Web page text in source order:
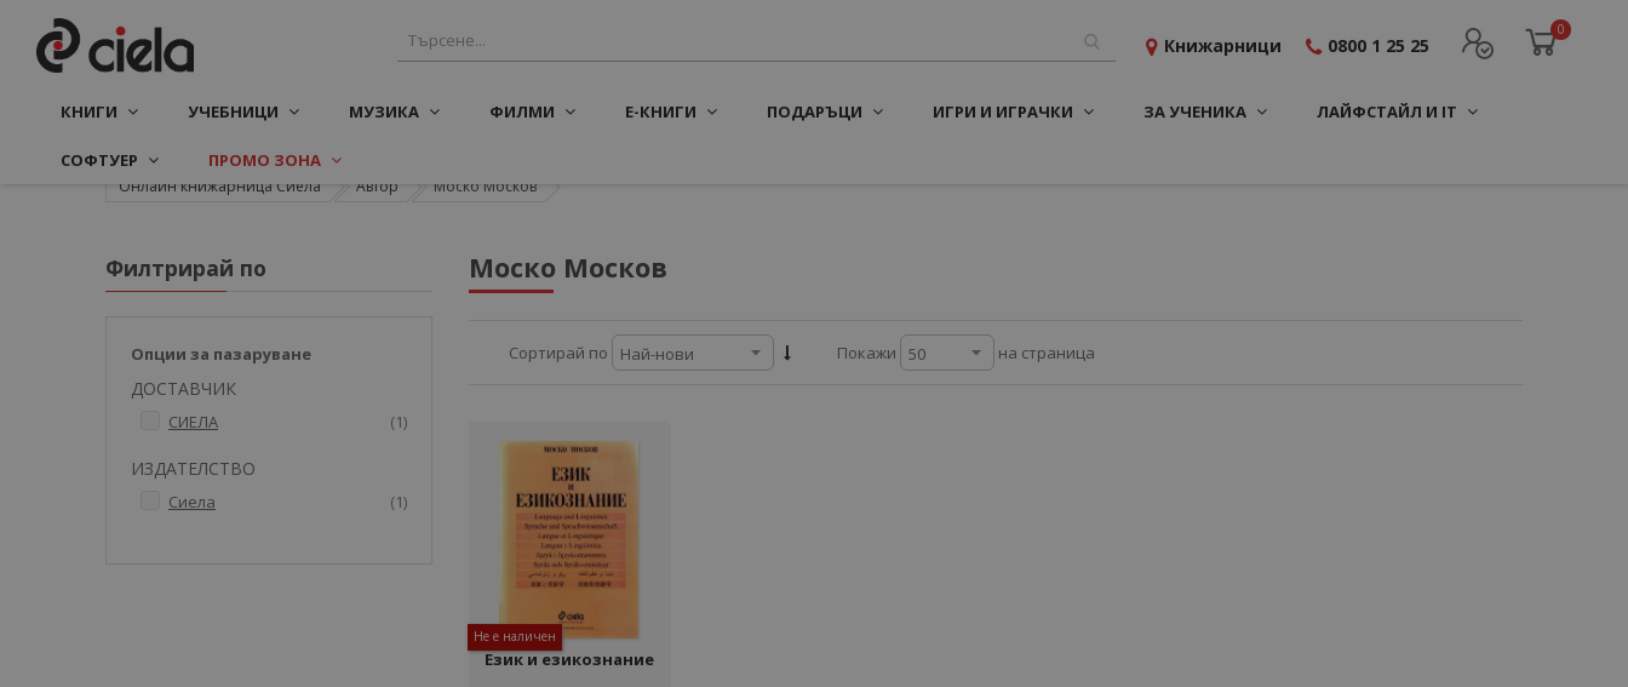
0
Книжарници 0800 1 25 25
КНИГИ УЧЕБНИЦИ МУЗИКА ФИЛМИ Е-КНИГИ ПОДАРЪЦИ ИГРИ И ИГРАЧКИ ЗА УЧЕНИКА ЛАЙФСТАЙЛ И IT
СОФТУЕР ПРОМО ЗОНА
Онлайн книжарница Сиела Автор Моско Москов
Моско Москов
Сортирай по Покажи на страница
Не е наличен
Език и езикознание
Филтрирай по
Опции за пазаруване
ДОСТАВЧИК
СИЕЛА 1артикул
ИЗДАТЕЛСТВО
Сиела 1артикул